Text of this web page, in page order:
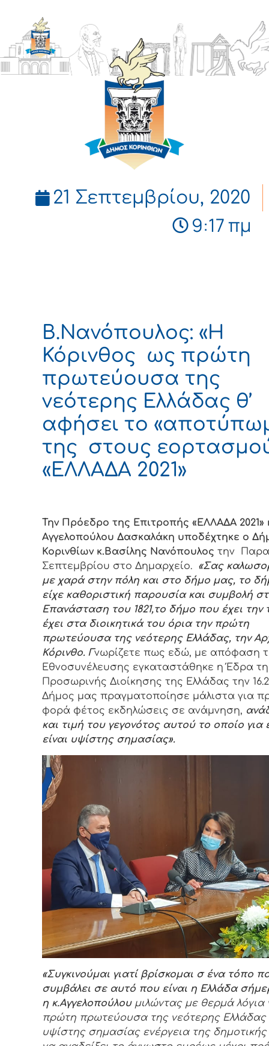
ΔΗΜΟΣ
ΚΟΡΙΝΘΙΩΝ
21 Σεπτεμβρίου, 2020
9:17 πμ
Β.Νανόπουλος: «Η
Κόρινθος ως πρώτη
πρωτεύουσα της
νεότερης Ελλάδας θ’
αφήσει το
της στους
«ΕΛΛΑΔΑ 2021»
Την Πρόεδρο της Επιτροπής «ΕΛΛΑΔΑ 2021»
Αγγελοπούλου Δασκαλάκη υποδέχτηκε ο
Κορινθίων κ.Βασίλης Νανόπουλος την
Σεπτεμβρίου στο Δημαρχείο. «Σας
με χαρά στην πόλη και στο δήμο μας, το
είχε καθοριστική παρουσία και συμβολή
Επανάσταση του 1821,το δήμο που έχει την
έχει στα διοικητικά του όρια την πρώτη
πρωτεύουσα της νεότερης Ελλάδας, την
Κόρινθο. Γνωρίζετε πως εδώ, με απόφαση
Εθνοσυνέλευσης εγκαταστάθηκε η Έδρα
Προσωρινής Διοίκησης της Ελλάδας την
Δήμος μας πραγματοποίησε μάλιστα για
φορά φέτος εκδηλώσεις σε ανάμνηση,
και τιμή του γεγονότος αυτού το οποίο για
είναι υψίστης σημασίας».
«Συγκινούμαι γιατί βρίσκομαι σ ένα τόπο
συμβάλει σε αυτό που είναι η Ελλάδα
η κ.Αγγελοπούλου μιλώντας με θερμά λόγια
πρώτη πρωτεύουσα της νεότερης Ελλάδας
υψίστης σημασίας ενέργεια της